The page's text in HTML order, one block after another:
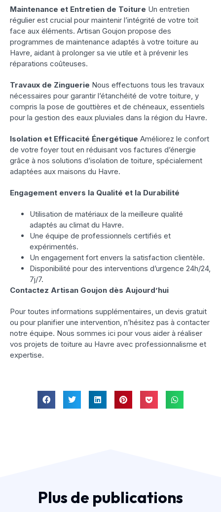
Maintenance et Entretien de Toiture Un entretien
régulier est crucial pour maintenir l’intégrité de votre toit
face aux éléments. Artisan Goujon propose des
programmes de maintenance adaptés à votre toiture au
Havre, aidant à prolonger sa vie utile et à prévenir les
réparations coûteuses.
Travaux de Zinguerie Nous effectuons tous les travaux
nécessaires pour garantir l’étanchéité de votre toiture, y
compris la pose de gouttières et de chéneaux, essentiels
pour la gestion des eaux pluviales dans la région du Havre.
Isolation et Efficacité Énergétique Améliorez le confort
de votre foyer tout en réduisant vos factures d’énergie
grâce à nos solutions d’isolation de toiture, spécialement
adaptées aux maisons du Havre.
Engagement envers la Qualité et la Durabilité
Utilisation de matériaux de la meilleure qualité
adaptés au climat du Havre.
Une équipe de professionnels certifiés et
expérimentés.
Un engagement fort envers la satisfaction clientèle.
Disponibilité pour des interventions d’urgence 24h/24,
7j/7.
Contactez Artisan Goujon dès Aujourd’hui
Pour toutes informations supplémentaires, un devis gratuit
ou pour planifier une intervention, n’hésitez pas à contacter
notre équipe. Nous sommes ici pour vous aider à réaliser
vos projets de toiture au Havre avec professionnalisme et
expertise.
Plus de publications